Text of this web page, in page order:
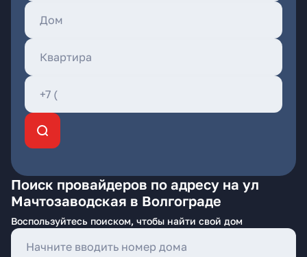
Поиск провайдеров по адресу на ул
Мачтозаводская в Волгограде
Воспользуйтесь поиском, чтобы найти свой дом